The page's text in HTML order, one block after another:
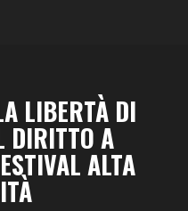
LIBERTÀ DI
DIRITTO A
ALTA